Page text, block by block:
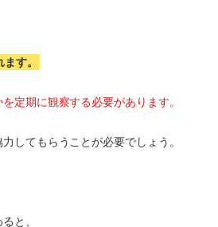
す。
定期に観察する必要があります。
してもらうことが必要でしょう。
と、